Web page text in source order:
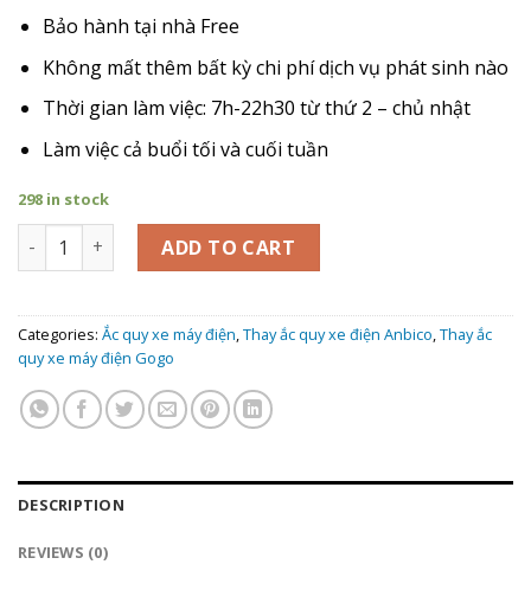
Bảo hành tại nhà Free
Không mất thêm bất kỳ chi phí dịch vụ phát sinh nào
Thời gian làm việc: 7h-22h30 từ thứ 2 – chủ nhật
Làm việc cả buổi tối và cuối tuần
298 in stock
Giá Thay Ắc Quy xe máy điện Anbico Gogo Once quantity
ADD TO CART
Categories: Ắc quy xe máy điện Thay ắc quy xe điện Anbico Thay ắc
quy xe máy điện Gogo
DESCRIPTION
REVIEWS (0)